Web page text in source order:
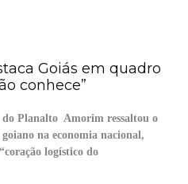
Goiás em quadro
conhece”
do Planalto Amorim ressaltou o
na economia nacional,
logístico do